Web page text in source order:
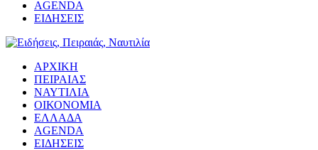
AGENDA
ΕΙΔΗΣΕΙΣ
ΑΡΧΙΚΗ
ΠΕΙΡΑΙΑΣ
ΝΑΥΤΙΛΙΑ
ΟΙΚΟΝΟΜΙΑ
ΕΛΛΑΔΑ
AGENDA
ΕΙΔΗΣΕΙΣ